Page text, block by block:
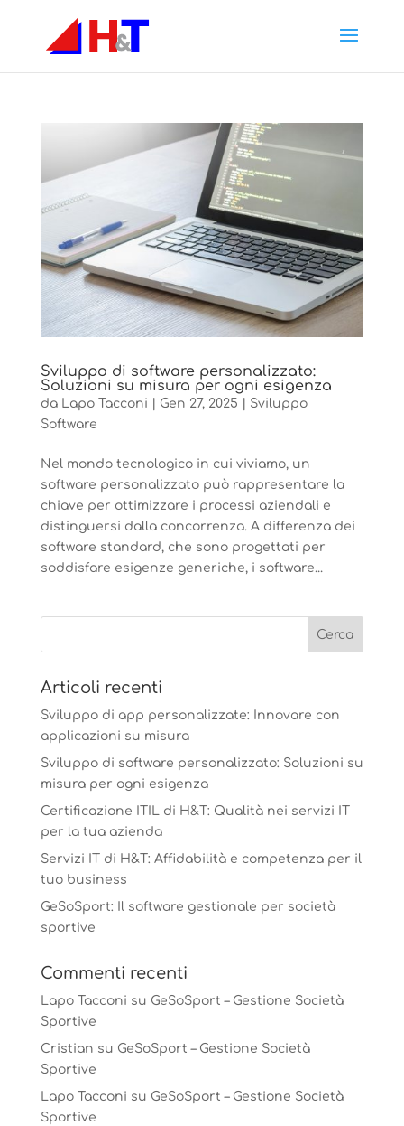
Sviluppo di software personalizzato:
Soluzioni su misura per ogni esigenza
da Lapo Tacconi Gen 27, 2025
Sviluppo
Software
Nel mondo tecnologico in cui viviamo, un
software personalizzato può rappresentare la
chiave per ottimizzare i processi aziendali e
distinguersi dalla concorrenza. A differenza dei
software standard, che sono progettati per
soddisfare esigenze generiche, i software...
Articoli recenti
Sviluppo di app personalizzate: Innovare con
applicazioni su misura
Sviluppo di software personalizzato: Soluzioni su
misura per ogni esigenza
Certificazione ITIL di H&T: Qualità nei servizi IT
per la tua azienda
Servizi IT di H&T: Affidabilità e competenza per il
tuo business
GeSoSport: Il software gestionale per società
sportive
Commenti recenti
Lapo Tacconi su GeSoSport – Gestione Società
Sportive
Cristian su GeSoSport – Gestione Società
Sportive
Lapo Tacconi su GeSoSport – Gestione Società
Sportive